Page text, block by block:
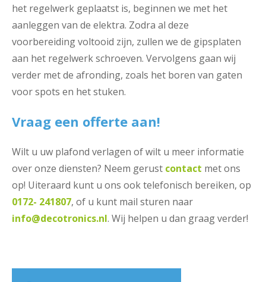
het regelwerk geplaatst is, beginnen we met het
aanleggen van de elektra. Zodra al deze
voorbereiding voltooid zijn, zullen we de gipsplaten
aan het regelwerk schroeven. Vervolgens gaan wij
verder met de afronding, zoals het boren van gaten
voor spots en het stuken.
Vraag een offerte aan!
Wilt u uw plafond verlagen of wilt u meer informatie
over onze diensten? Neem gerust contact met ons
op! Uiteraard kunt u ons ook telefonisch bereiken, op
0172- 241807, of u kunt mail sturen naar
info@decotronics.nl. Wij helpen u dan graag verder!